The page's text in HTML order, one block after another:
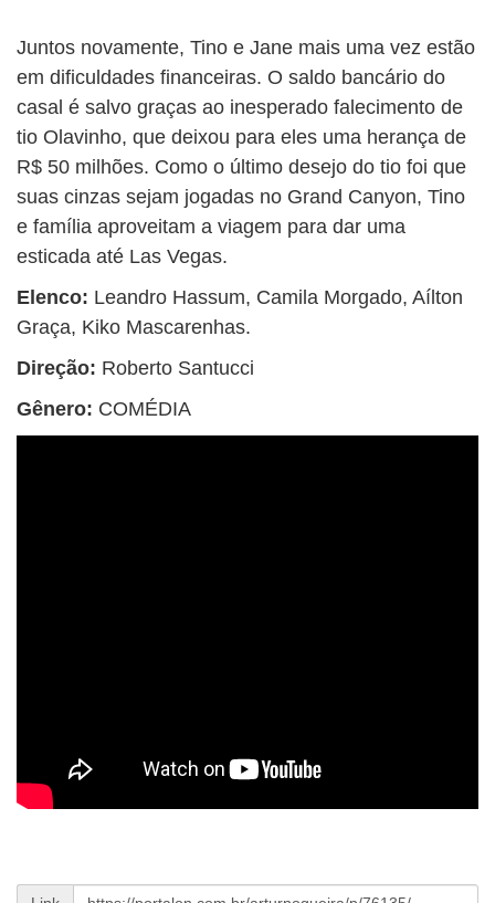
Juntos novamente, Tino e Jane mais uma vez estão
em dificuldades financeiras. O saldo bancário do
casal é salvo graças ao inesperado falecimento de
tio Olavinho, que deixou para eles uma herança de
R$ 50 milhões. Como o último desejo do tio foi que
suas cinzas sejam jogadas no Grand Canyon, Tino
e família aproveitam a viagem para dar uma
esticada até Las Vegas.
Elenco: Leandro Hassum, Camila Morgado, Aílton
Graça, Kiko Mascarenhas.
Direção: Roberto Santucci
Gênero: COMÉDIA